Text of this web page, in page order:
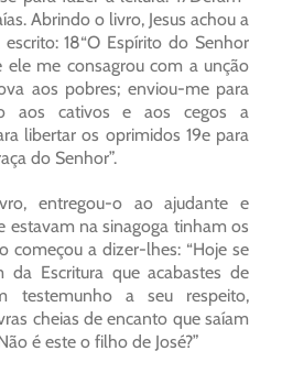
Abrindo o livro, Jesus achou a
18“O Espírito do Senhor
ele me consagrou com a unção
aos pobres; enviou-me para
aos cativos e aos cegos a
libertar os oprimidos 19e para
do Senhor”.
entregou-o ao ajudante e
estavam na sinagoga tinham os
começou a dizer-lhes: “Hoje se
da Escritura que acabastes de
testemunho a seu respeito,
cheias de encanto que saíam
é este o filho de José?”